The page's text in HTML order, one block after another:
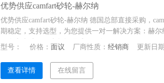
优势供应camfart砂轮-赫尔纳
优势供应camfart砂轮-赫尔纳 德国总部直接采购，
期稳定，支持选型，为您提供一对一解决方案：赫
10个办事处，可为您提供维修服务。
型号： 价格： 面议 厂商性质：经销商 更新日
查看详情 在线留言